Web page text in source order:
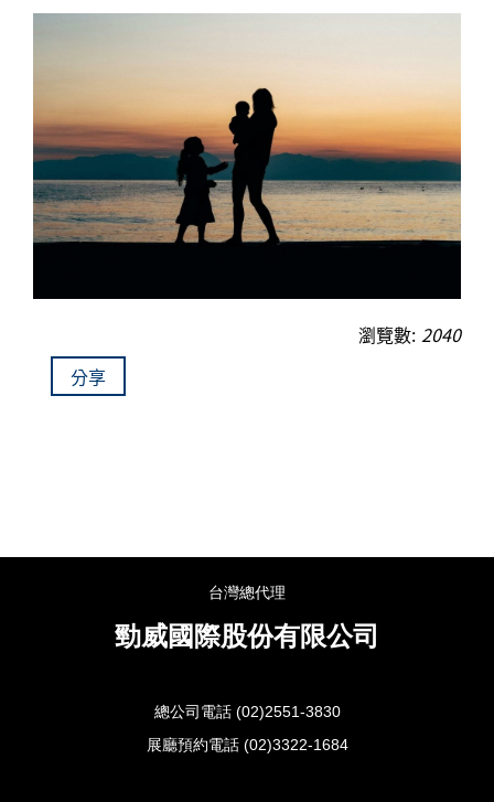
瀏覽數: 2040
分享
台灣總代理
勁威國際股份有限公司
總公司電話 (02)2551-3830
展廳預約電話 (02)3322-1684